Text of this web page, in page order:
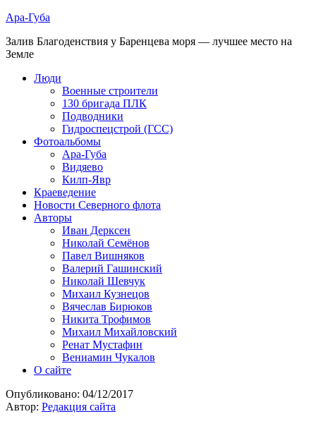
Ара-Губа
Залив Благоденствия у Баренцева моря — лучшее место на
Земле
Люди
Военные строители
130 бригада ПЛК
Подводники
Гидроспецстрой (ГСС)
Фотоальбомы
Ара-Губа
Видяево
Килп-Явр
Краеведение
Новости Северного флота
Авторы
Иван Дерксен
Николай Семёнов
Павел Вишняков
Валерий Гашинский
Николай Шевчук
Михаил Кузнецов
Вячеслав Бирюков
Никита Трофимов
Михаил Михайловский
Ренат Мустафин
Вениамин Чукалов
О сайте
Опубликовано: 04/12/2017
Автор: Редакция сайта